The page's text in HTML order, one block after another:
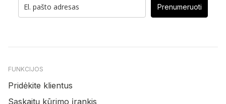
Prenumeruoti
FUNKCIJOS
Pridėkite klientus
Sąskaitų kūrimo įrankis